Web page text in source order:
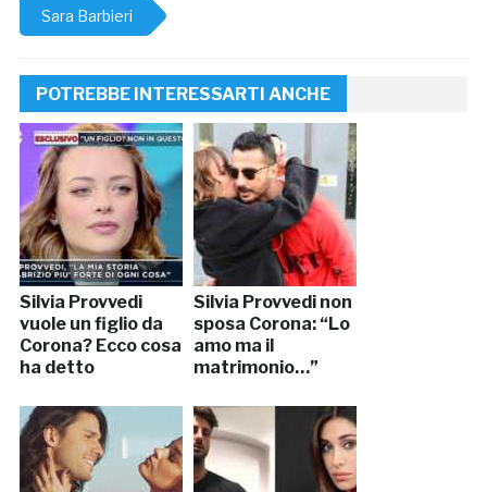
Sara Barbieri
POTREBBE INTERESSARTI ANCHE
Silvia Provvedi
vuole un figlio da
Corona? Ecco cosa
ha detto
Silvia Provvedi non
sposa Corona: “Lo
amo ma il
matrimonio…”